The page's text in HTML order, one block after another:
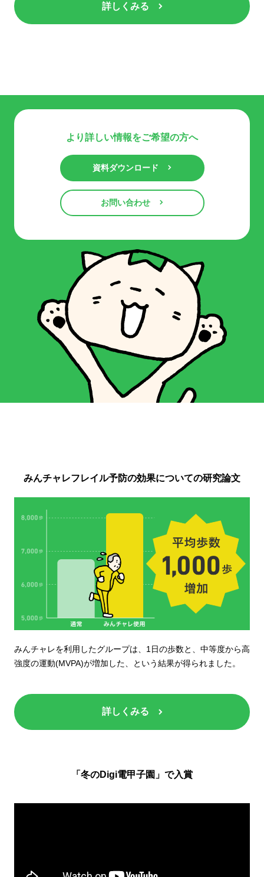
詳しくみる
より詳しい情報をご希望の方へ
資料ダウンロード
お問い合わせ
みんチャレフレイル予防の効果についての研究論文​
みんチャレを利用したグループは、​1日の歩数と、中等度から高
強度の運動(MVPA)が増加した、という結果が得られました。
詳しくみる
「冬のDigi電甲子園」で入賞